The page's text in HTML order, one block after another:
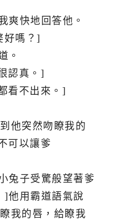
爽快地回答他。
好嗎？]
。
認真。]
看不出來。]
他突然吻瞭我的
可以讓爹
兔子受驚般望著爹
]他用霸道語氣說
我的唇，給瞭我